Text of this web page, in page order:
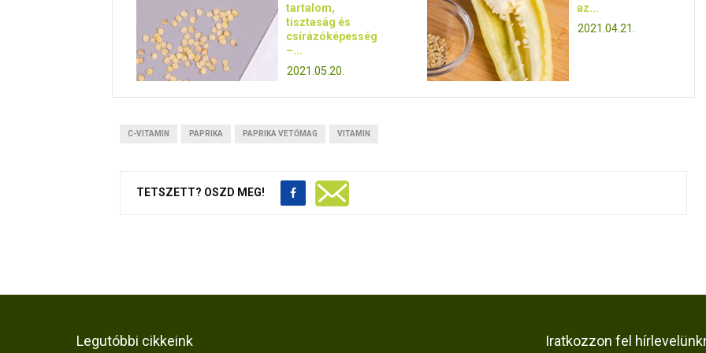
tartalom,
tisztaság és
csírázóképesség
–...
2021.05.20.
az...
2021.04.21.
C-VITAMIN PAPRIKA PAPRIKA VETŐMAG VITAMIN
TETSZETT? OSZD MEG!
Legutóbbi cikkeink Iratkozzon fel